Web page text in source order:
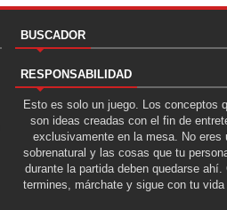
BUSCADOR
RESPONSABILIDAD
Esto es solo un juego. Los conceptos
son ideas creadas con el fin de
exclusivamente en la mesa. No eres
sobrenatural y las cosas que tu
durante la partida deben quedarse ahí.
termines, márchate y sigue con tu vida